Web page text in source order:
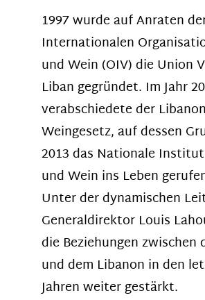
1997 wurde auf Anraten
Internationalen
und Wein (OIV) die Union
Liban gegründet. Im Jahr
verabschiedete der
Weingesetz, auf dessen
2013 das Nationale
und Wein ins Leben
Unter der dynamischen
Generaldirektor Louis
die Beziehungen zwischen
und dem Libanon in den
Jahren weiter gestärkt.